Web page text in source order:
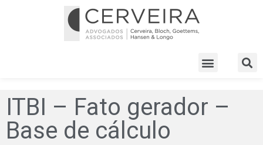
ITBI – Fato gerador –
Base de cálculo